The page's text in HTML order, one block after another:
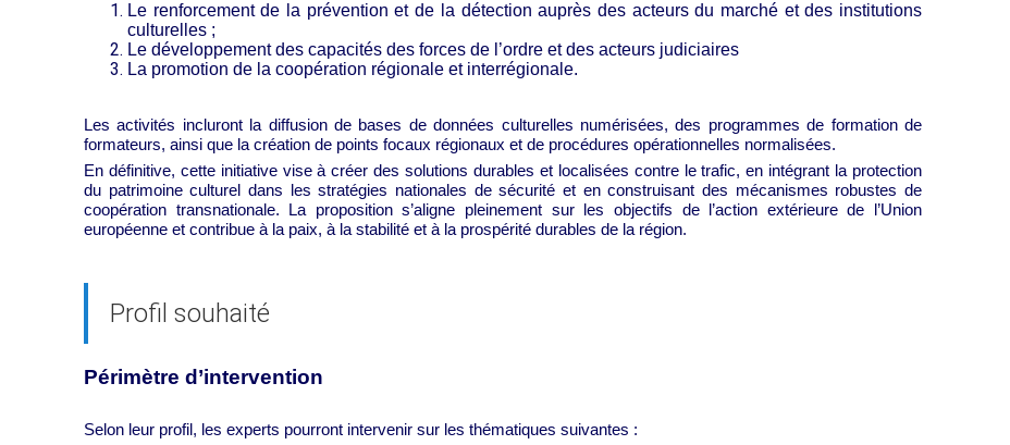
Le renforcement de la prévention et de la détection auprès des acteurs du marché et des institutions
culturelles ;
Le développement des capacités des forces de l’ordre et des acteurs judiciaires
La promotion de la coopération régionale et interrégionale.
Les activités incluront la diffusion de bases de données culturelles numérisées, des programmes de formation de
formateurs, ainsi que la création de points focaux régionaux et de procédures opérationnelles normalisées.
En définitive, cette initiative vise à créer des solutions durables et localisées contre le trafic, en intégrant la protection
du patrimoine culturel dans les stratégies nationales de sécurité et en construisant des mécanismes robustes de
coopération transnationale. La proposition s’aligne pleinement sur les objectifs de l’action extérieure de l’Union
européenne et contribue à la paix, à la stabilité et à la prospérité durables de la région.
Profil souhaité
Périmètre d’intervention
Selon leur profil, les experts pourront intervenir sur les thématiques suivantes :